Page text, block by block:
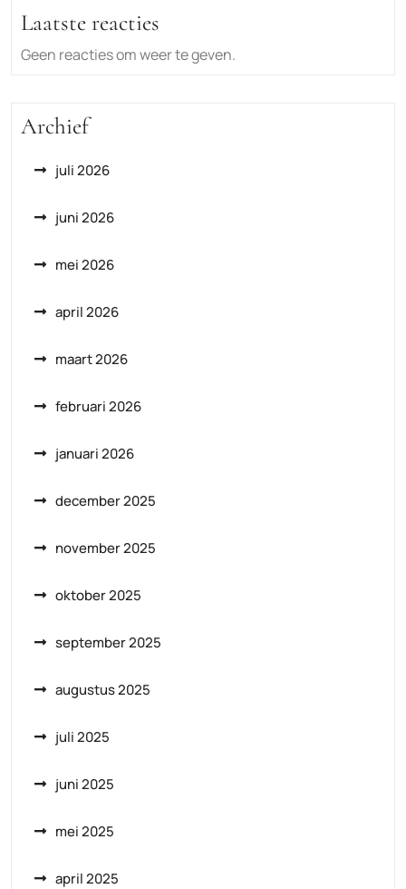
Laatste reacties
Geen reacties om weer te geven.
Archief
juli 2026
juni 2026
mei 2026
april 2026
maart 2026
februari 2026
januari 2026
december 2025
november 2025
oktober 2025
september 2025
augustus 2025
juli 2025
juni 2025
mei 2025
april 2025